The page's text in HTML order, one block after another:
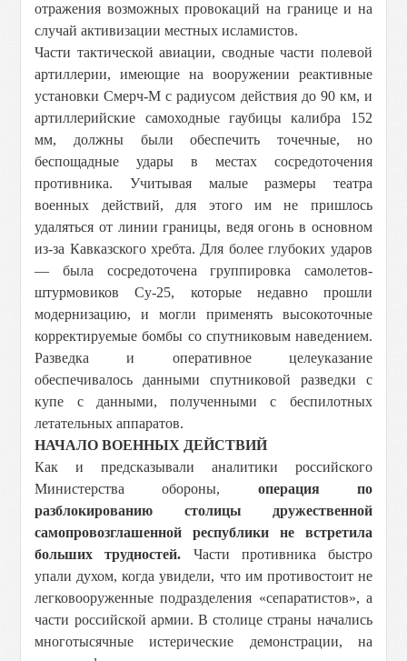
отражения возможных провокаций на границе и на
случай активизации местных исламистов.
Части тактической авиации, сводные части полевой
артиллерии, имеющие на вооружении реактивные
установки Смерч-М с радиусом действия до 90 км, и
артиллерийские самоходные гаубицы калибра 152
мм, должны были обеспечить точечные, но
беспощадные удары в местах сосредоточения
противника. Учитывая малые размеры театра
военных действий, для этого им не пришлось
удаляться от линии границы, ведя огонь в основном
из-за Кавказского хребта. Для более глубоких ударов
— была сосредоточена группировка самолетов-
штурмовиков Су-25, которые недавно прошли
модернизацию, и могли применять высокоточные
корректируемые бомбы со спутниковым наведением.
Разведка и оперативное целеуказание
обеспечивалось данными спутниковой разведки с
купе с данными, полученными с беспилотных
летательных аппаратов.
НАЧАЛО ВОЕННЫХ ДЕЙСТВИЙ
Как и предсказывали аналитики российского
Министерства обороны, операция по
разблокированию столицы дружественной
самопровозглашенной республики не встретила
больших трудностей. Части противника быстро
упали духом, когда увидели, что им противостоит не
легковооруженные подразделения «сепаратистов», а
части российской армии. В столице страны начались
многотысячные истерические демонстрации, на